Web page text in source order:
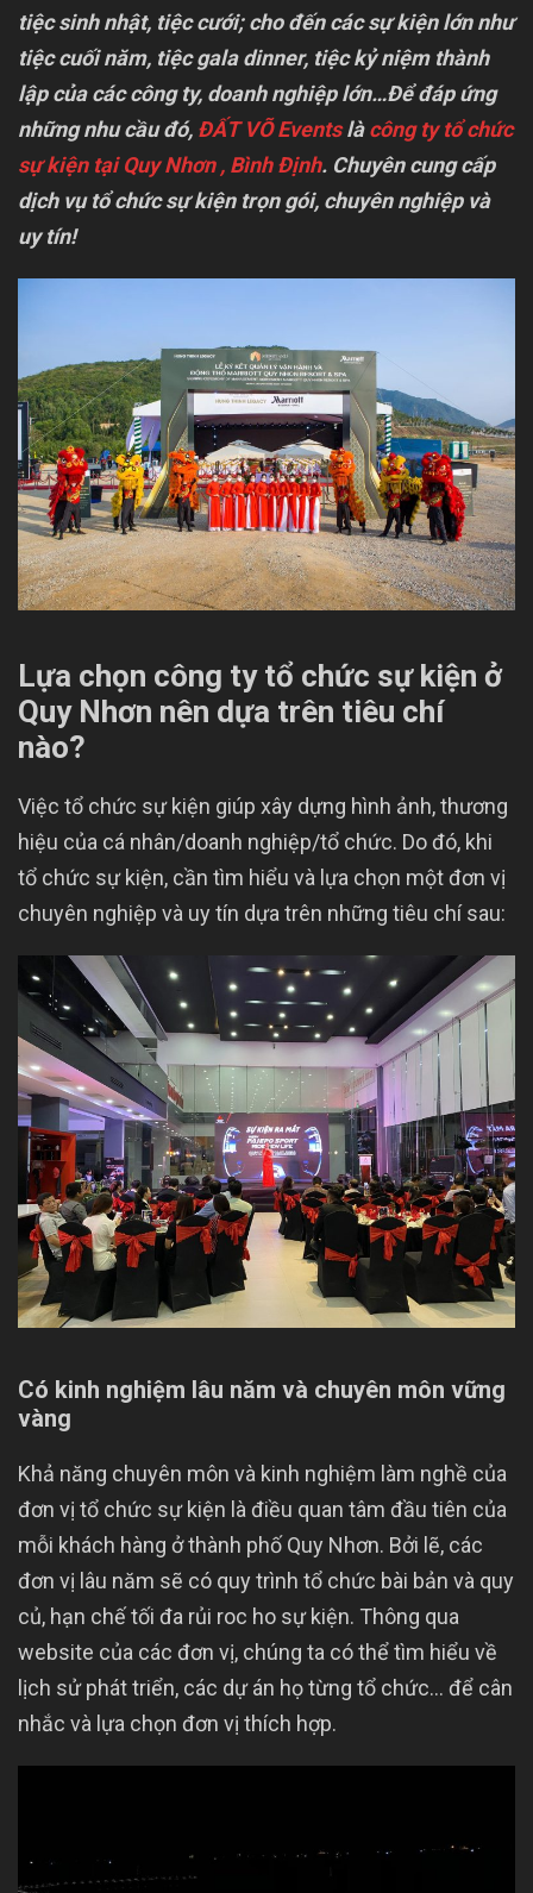
tiệc sinh nhật, tiệc cưới; cho đến các sự kiện lớn như
tiệc cuối năm, tiệc gala dinner, tiệc kỷ niệm thành
lập của các công ty, doanh nghiệp lớn…Để đáp ứng
những nhu cầu đó, ĐẤT VÕ Eventslàcông ty tổ chức
sự kiện tại Quy Nhơn , Bình Định. Chuyên cung cấp
dịch vụ tổ chức sự kiện trọn gói, chuyên nghiệp và
uy tín!
Lựa chọn công ty tổ chức sự kiện ở
Quy Nhơn nên dựa trên tiêu chí
nào?
Việc tổ chức sự kiện giúp xây dựng hình ảnh, thương
hiệu của cá nhân/doanh nghiệp/tổ chức. Do đó, khi
tổ chức sự kiện, cần tìm hiểu và lựa chọn một đơn vị
chuyên nghiệp và uy tín dựa trên những tiêu chí sau:
Có kinh nghiệm lâu năm và chuyên môn vững
vàng
Khả năng chuyên môn và kinh nghiệm làm nghề của
đơn vị tổ chức sự kiện là điều quan tâm đầu tiên của
mỗi khách hàng ở thành phố Quy Nhơn. Bởi lẽ, các
đơn vị lâu năm sẽ có quy trình tổ chức bài bản và quy
củ, hạn chế tối đa rủi roc ho sự kiện. Thông qua
website của các đơn vị, chúng ta có thể tìm hiểu về
lịch sử phát triển, các dự án họ từng tổ chức… để cân
nhắc và lựa chọn đơn vị thích hợp.